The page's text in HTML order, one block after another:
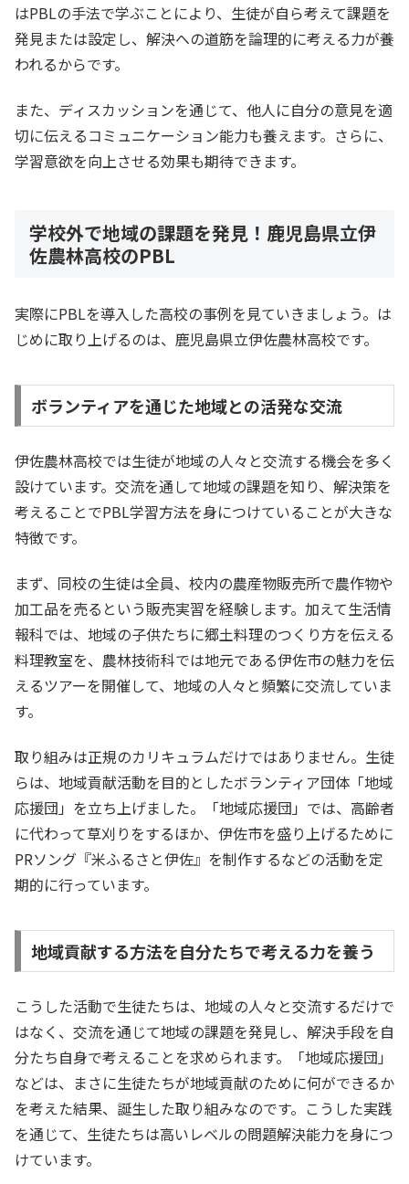
はPBLの手法で学ぶことにより、生徒が自ら考えて課題を
発見または設定し、解決への道筋を論理的に考える力が養
われるからです。
また、ディスカッションを通じて、他人に自分の意見を適
切に伝えるコミュニケーション能力も養えます。さらに、
学習意欲を向上させる効果も期待できます。
学校外で地域の課題を発見！鹿児島県立伊
佐農林高校のPBL
実際にPBLを導入した高校の事例を見ていきましょう。は
じめに取り上げるのは、鹿児島県立伊佐農林高校です。
ボランティアを通じた地域との活発な交流
伊佐農林高校では生徒が地域の人々と交流する機会を多く
設けています。交流を通して地域の課題を知り、解決策を
考えることでPBL学習方法を身につけていることが大きな
特徴です。
まず、同校の生徒は全員、校内の農産物販売所で農作物や
加工品を売るという販売実習を経験します。加えて生活情
報科では、地域の子供たちに郷土料理のつくり方を伝える
料理教室を、農林技術科では地元である伊佐市の魅力を伝
えるツアーを開催して、地域の人々と頻繁に交流していま
す。
取り組みは正規のカリキュラムだけではありません。生徒
らは、地域貢献活動を目的としたボランティア団体「地域
応援団」を立ち上げました。「地域応援団」では、高齢者
に代わって草刈りをするほか、伊佐市を盛り上げるために
PRソング『米ふるさと伊佐』を制作するなどの活動を定
期的に行っています。
地域貢献する方法を自分たちで考える力を養う
こうした活動で生徒たちは、地域の人々と交流するだけで
はなく、交流を通じて地域の課題を発見し、解決手段を自
分たち自身で考えることを求められます。「地域応援団」
などは、まさに生徒たちが地域貢献のために何ができるか
を考えた結果、誕生した取り組みなのです。こうした実践
を通じて、生徒たちは高いレベルの問題解決能力を身につ
けています。